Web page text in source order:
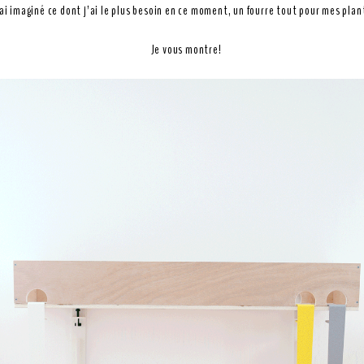
imaginé ce dont j’ai le plus besoin en ce moment, un fourre tout pour mes
Je vous montre!